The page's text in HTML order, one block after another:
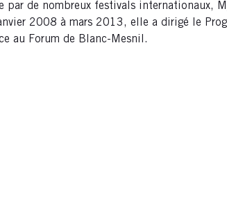
par de nombreux festivals internationaux,
2008 à mars 2013, elle a dirigé le
au Forum de Blanc-Mesnil.